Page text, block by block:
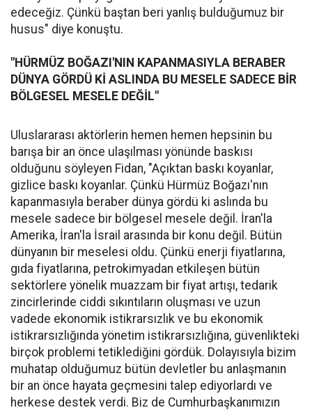
edeceğiz. Çünkü baştan beri yanlış bulduğumuz bir
husus" diye konuştu.
"HÜRMÜZ BOĞAZI'NIN KAPANMASIYLA BERABER
DÜNYA GÖRDÜ Kİ ASLINDA BU MESELE SADECE BİR
BÖLGESEL MESELE DEĞİL"
Uluslararası aktörlerin hemen hemen hepsinin bu
barışa bir an önce ulaşılması yönünde baskısı
olduğunu söyleyen Fidan, "Açıktan baskı koyanlar,
gizlice baskı koyanlar. Çünkü Hürmüz Boğazı'nın
kapanmasıyla beraber dünya gördü ki aslında bu
mesele sadece bir bölgesel mesele değil. İran'la
Amerika, İran'la İsrail arasında bir konu değil. Bütün
dünyanın bir meselesi oldu. Çünkü enerji fiyatlarına,
gıda fiyatlarına, petrokimyadan etkileşen bütün
sektörlere yönelik muazzam bir fiyat artışı, tedarik
zincirlerinde ciddi sıkıntıların oluşması ve uzun
vadede ekonomik istikrarsızlık ve bu ekonomik
istikrarsızlığında yönetim istikrarsızlığına, güvenlikteki
birçok problemi tetiklediğini gördük. Dolayısıyla bizim
muhatap olduğumuz bütün devletler bu anlaşmanın
bir an önce hayata geçmesini talep ediyorlardı ve
herkese destek verdi. Biz de Cumhurbaşkanımızın